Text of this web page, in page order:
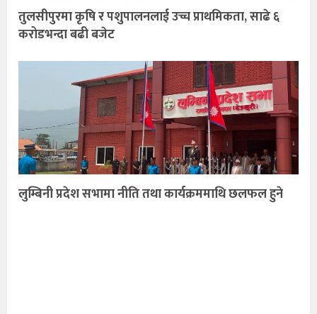
तुलसीपुरमा कृषि र पशुपालनलाई उच्च प्राथमिकता, साढे ६
करोडभन्दा बढी बजेट
लुम्बिनी प्रदेश सभामा नीति तथा कार्यक्रममाथि छलफल हुने